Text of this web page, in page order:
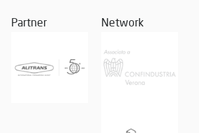
Partner Network